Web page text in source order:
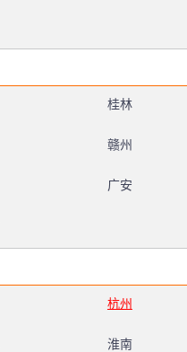
桂林
赣州
广安
杭州
淮南